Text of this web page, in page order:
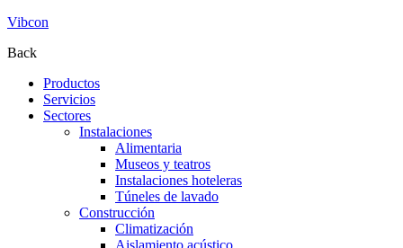
Vibcon
Back
Productos
Servicios
Sectores
Instalaciones
Alimentaria
Museos y teatros
Instalaciones hoteleras
Túneles de lavado
Construcción
Climatización
Aislamiento acústico